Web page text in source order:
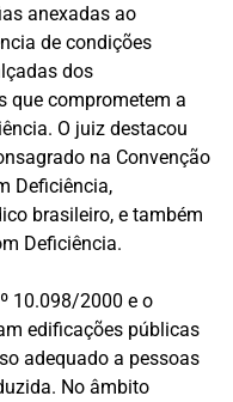
anexadas ao
de condições
dos
que comprometem a
O juiz destacou
na Convenção
Deficiência,
brasileiro, e também
Deficiência.
10.098/2000 e o
edificações públicas
adequado a pessoas
No âmbito